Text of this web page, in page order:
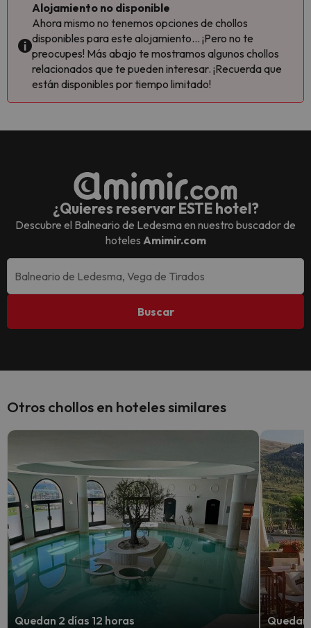
Alojamiento no disponible
Ahora mismo no tenemos opciones de chollos
disponibles para este alojamiento... ¡Pero no te
preocupes! Más abajo te mostramos algunos chollos
relacionados que te pueden interesar. ¡Recuerda que
están disponibles por tiempo limitado!
¿Quieres reservar ESTE hotel?
Descubre el Balneario de Ledesmaen nuestro buscador de
hoteles Amimir.com
Buscar
Otros chollos en hoteles similares
Quedan 2 días 12 horas Quedan